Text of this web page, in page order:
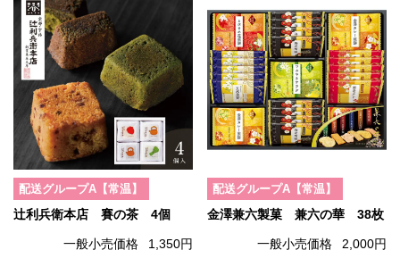
配送グループA【常温】
辻利兵衛本店 賽の茶 4個
一般小売価格 1,350円
配送グループA【常温】
金澤兼六製菓 兼六の華 38枚
一般小売価格 2,000円